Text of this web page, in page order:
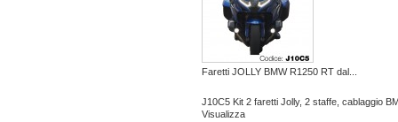
Faretti JOLLY BMW R1250 RT dal...
J10C5 Kit 2 faretti Jolly, 2 staffe, cablaggio
Visualizza